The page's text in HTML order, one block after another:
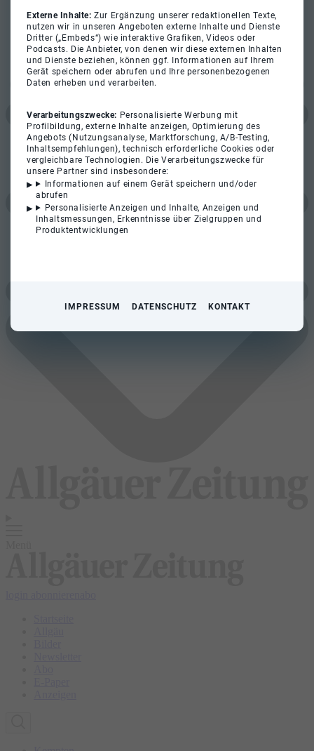
Externe Inhalte:Zur Ergänzung unserer redaktionellen Texte,
nutzen wir in unseren Angeboten externe Inhalte und Dienste
Dritter („Embeds“) wie interaktive Grafiken, Videos oder
Podcasts. Die Anbieter, von denen wir diese externen Inhalten
und Dienste beziehen, können ggf. Informationen auf Ihrem
Gerät speichern oder abrufen und Ihre personenbezogenen
Daten erheben und verarbeiten.
Verarbeitungszwecke: Personalisierte Werbung mit
Profilbildung, externe Inhalte anzeigen, Optimierung des
Angebots (Nutzungsanalyse, Marktforschung, A/B-Testing,
Inhaltsempfehlungen), technisch erforderliche Cookies oder
vergleichbare Technologien. Die Verarbeitungszwecke für
unsere Partner sind insbesondere:
Informationen auf einem Gerät speichern und/oder
abrufen
Personalisierte Anzeigen und Inhalte, Anzeigen und
Inhaltsmessungen, Erkenntnisse über Zielgruppen und
Produktentwicklungen
IMPRESSUM DATENSCHUTZ KONTAKT